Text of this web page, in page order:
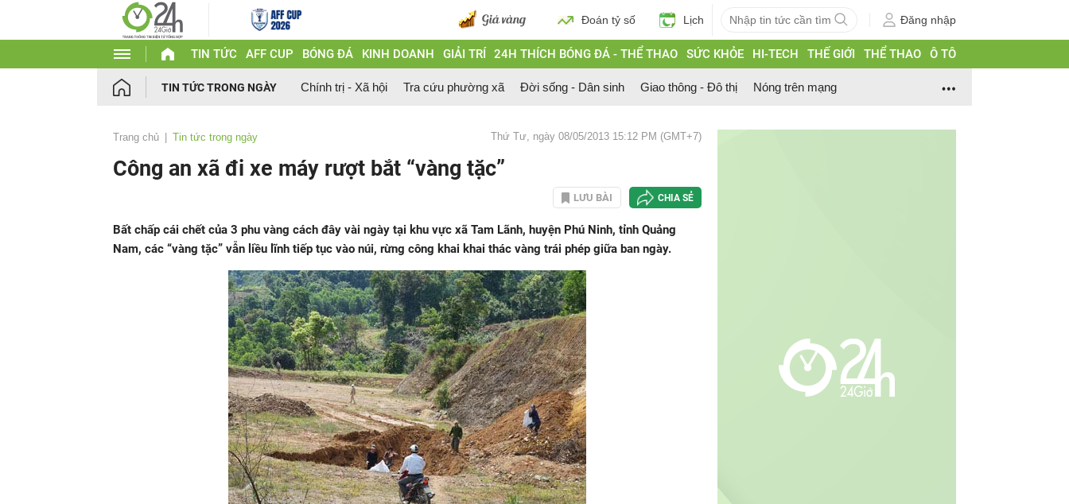
Đoán tỷ số Lịch Đăng nhập
TIN TỨC AFF CUP BÓNG ĐÁ KINH DOANH GIẢI TRÍ 24H THÍCH BÓNG ĐÁ - THỂ THAO SỨC KHỎE HI-TECH THẾ GIỚI THỂ THAO Ô TÔ
TIN TỨC TRONG NGÀY Chính trị - Xã hội Tra cứu phường xã Đời sống - Dân sinh Giao thông - Đô thị Nóng trên mạng
Trang chủ Tin tức trong ngày Thứ Tư, ngày 08/05/2013 15:12 PM (GMT+7)
Công an xã đi xe máy rượt bắt “vàng tặc”
LƯU BÀI CHIA SẺ
Bất chấp cái chết của 3 phu vàng cách đây vài ngày tại khu vực xã Tam Lãnh, huyện Phú Ninh, tỉnh Quảng
Nam, các “vàng tặc” vẫn liều lĩnh tiếp tục vào núi, rừng công khai khai thác vàng trái phép giữa ban ngày.